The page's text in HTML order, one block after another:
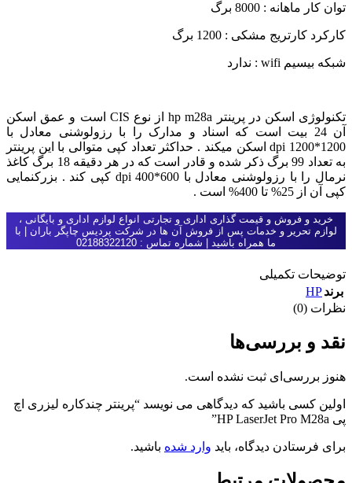
توان کار ماهانه : 8000 برگ
کارکرد کارتریج مشکی : 1200 برگ
شبکه بیسیم wifi : ندارد
تکنولوژی اسکن در پرینتر hp m28a از نوع CIS است و عمق اسکن
آن 24 بیت است که اسناد و مدارک را با رزولوشنی معادل با
1200*1200 dpi اسکن میکند . حداکثر تعداد کپی متوالی با این پرینتر
به تعداد 99 برگ ذکر شده و قادر است که در هر دقیقه 18 برگ کاغذ
نرمال را با رزولوشنی معادل با 600*400 dpi کپی کند . بزرکنمایی
کپی آن از 25% تا 400% است .
خرید و فروش و قیمت گذاری اداری و تجارتی انواع لوازم اداری و بایگانی ،
لوازم تحریر و خدمات پس از فروش آن ها در شرکت پردیس چاپگر باران | با
ما همراه باشید | شماره تماس : 02188322120
توضیحات تکمیلی
برندHP
نظرات (0)
نقد و بررسی‌ها
هنوز بررسی‌ای ثبت نشده است.
اولین کسی باشید که دیدگاهی می نویسد “پرینتر چندکاره لیزری اچ
پی HP LaserJet Pro M28a”
برای فرستادن دیدگاه، باید وارد شده باشید.